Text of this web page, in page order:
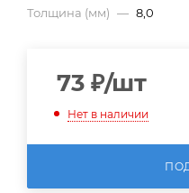
Толщина (мм) — 8,0
73 ₽/шт
Нет в наличии